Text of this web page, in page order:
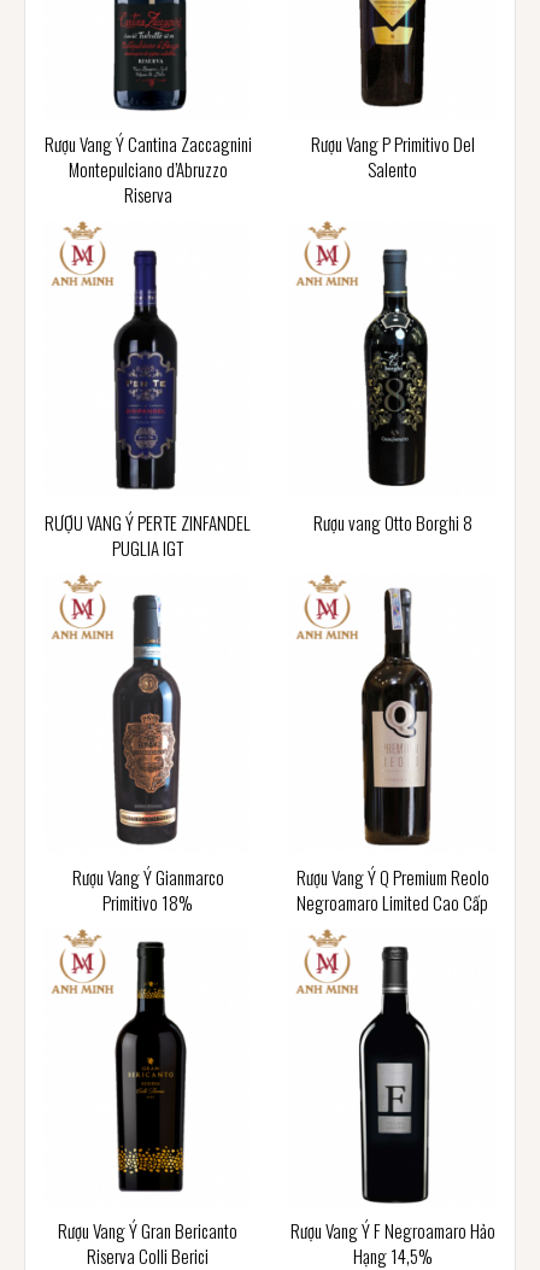
Rượu Vang Ý Cantina Zaccagnini
Montepulciano d’Abruzzo
Riserva
Rượu Vang P Primitivo Del
Salento
RƯỢU VANG Ý PERTE ZINFANDEL
PUGLIA IGT
Rượu vang Otto Borghi 8
Rượu Vang Ý Gianmarco
Primitivo 18%
Rượu Vang Ý Q Premium Reolo
Negroamaro Limited Cao Cấp
Rượu Vang Ý Gran Bericanto
Riserva Colli Berici
Rượu Vang Ý F Negroamaro Hảo
Hạng 14,5%